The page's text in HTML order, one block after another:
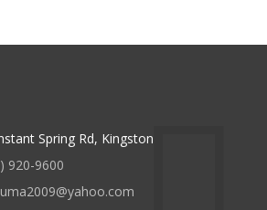
Spring Rd, Kingston
920-9600